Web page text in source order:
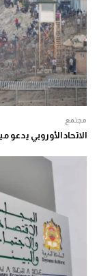
مجتمع
الاتحاد الأوروبي